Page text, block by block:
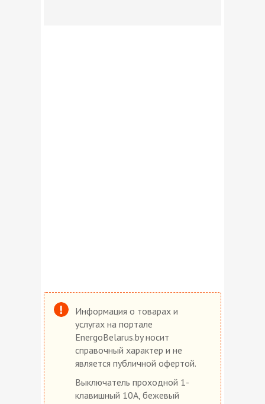
Информация о товарах и
услугах на портале
EnergoBelarus.by носит
справочный характер и не
является публичной офертой.
Выключатель проходной 1-
клавишный 10А, бежевый